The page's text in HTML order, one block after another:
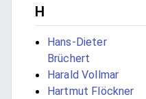
H
Hans-Dieter
Brüchert
Harald Vollmar
Hartmut Flöckner